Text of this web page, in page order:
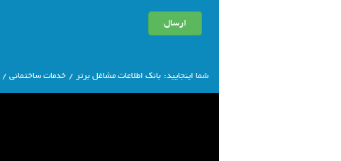
شما اينجاييد: بانك اطلاعات مشاغل برتر / خدمات ساختمانی /